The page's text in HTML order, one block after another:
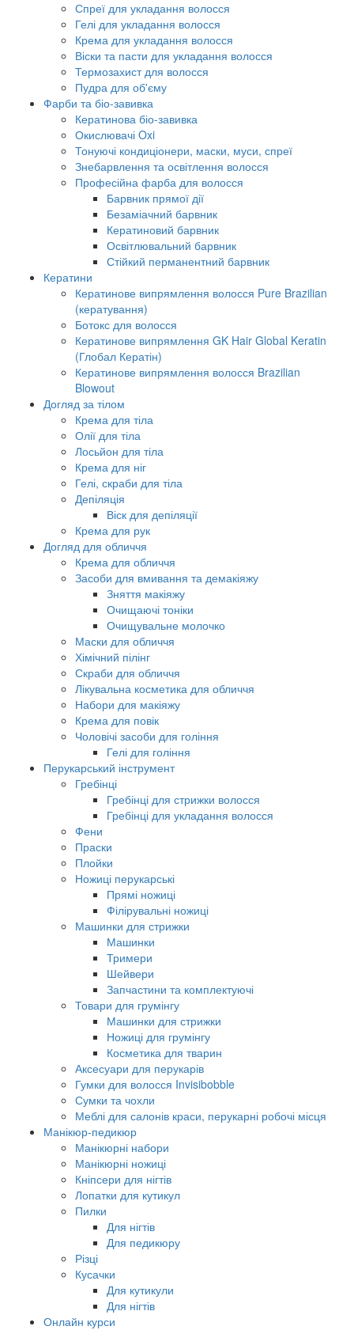
Спреї для укладання волосся
Гелі для укладання волосся
Крема для укладання волосся
Віски та пасти для укладання волосся
Термозахист для волосся
Пудра для об'єму
Фарби та біо-завивка
Кератинова біо-завивка
Окислювачі Oxi
Тонуючі кондиціонери, маски, муси, спреї
Знебарвлення та освітлення волосся
Професійна фарба для волосся
Барвник прямої дії
Безаміачний барвник
Кератиновий барвник
Освітлювальний барвник
Стійкий перманентний барвник
Кератини
Кератинове випрямлення волосся Pure Brazilian
(кератування)
Ботокс для волосся
Кератинове випрямлення GK Hair Global Keratin
(Глобал Кератін)
Кератинове випрямлення волосся Brazilian
Blowout
Догляд за тілом
Крема для тіла
Олії для тіла
Лосьйон для тіла
Крема для ніг
Гелі, скраби для тіла
Депіляція
Віск для депіляції
Крема для рук
Догляд для обличчя
Крема для обличчя
Засоби для вмивання та демакіяжу
Зняття макіяжу
Очищаючі тоніки
Очищувальне молочко
Маски для обличчя
Хімічний пілінг
Скраби для обличчя
Лікувальна косметика для обличчя
Набори для макіяжу
Крема для повік
Чоловічі засоби для гоління
Гелі для гоління
Перукарський інструмент
Гребінці
Гребінці для стрижки волосся
Гребінці для укладання волосся
Фени
Праски
Плойки
Ножиці перукарські
Прямі ножиці
Філірувальні ножиці
Машинки для стрижки
Машинки
Тримери
Шейвери
Запчастини та комплектуючі
Товари для грумінгу
Машинки для стрижки
Ножиці для грумінгу
Косметика для тварин
Аксесуари для перукарів
Гумки для волосся Invisibobble
Сумки та чохли
Меблі для салонів краси, перукарні робочі місця
Манікюр-педикюр
Манікюрні набори
Манікюрні ножиці
Кніпсери для нігтів
Лопатки для кутикул
Пилки
Для нігтів
Для педикюру
Різці
Кусачки
Для кутикули
Для нігтів
Онлайн курси